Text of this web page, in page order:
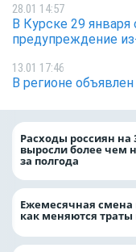
28.01 14:57
В Курске 29
предупреждение
13.01 17:46
В регионе
Расходы россиян
выросли более чем
за полгода
Ежемесячная смена
как меняются траты